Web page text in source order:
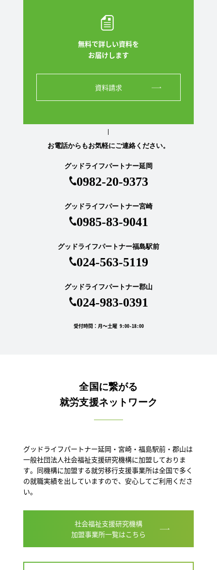
無料で詳しい資料を
お届けします
資料請求
お電話からもお気軽にご連絡ください。
グッドライフパートナー延岡
0982-20-9373
グッドライフパートナー宮崎
0985-83-9041
グッドライフパートナー福島駅前
024-563-5119
グッドライフパートナー郡山
024-983-0391
受付時間：月～土曜 9:00-18:00
全国に繋がる
就労支援ネットワーク
グッドライフパートナー延岡・宮崎・福島駅前・郡山は
一般社団法人社会福祉支援研究機構に加盟しておりま
す。同機構に加盟する就労移行支援事業所は全国で多く
の就職実績を出していますので、安心してご利用くださ
い。
社会福祉支援研究機構
加盟事業所一覧はこちら